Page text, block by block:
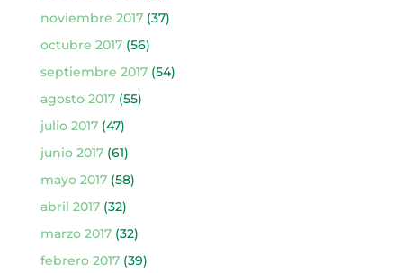
noviembre 2017(37)
octubre 2017(56)
septiembre 2017(54)
agosto 2017(55)
julio 2017(47)
junio 2017(61)
mayo 2017(58)
abril 2017(32)
marzo 2017(32)
febrero 2017(39)